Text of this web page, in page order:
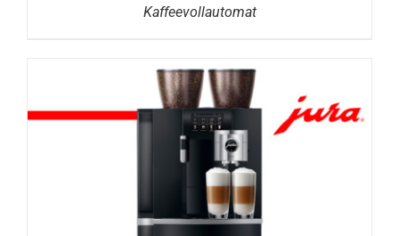
Kaffeevollautomat
DETAILS